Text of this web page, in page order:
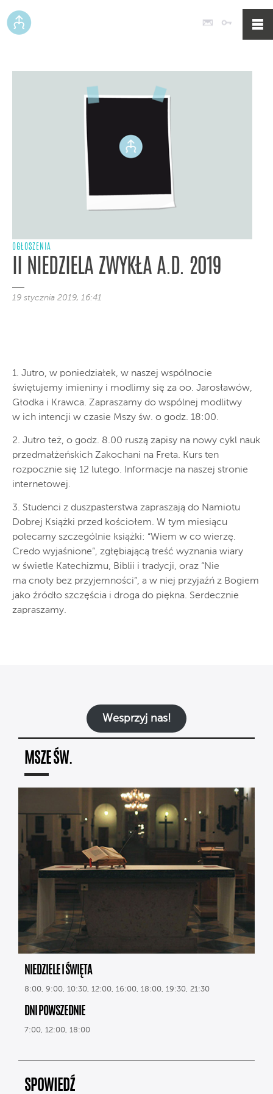
Poczta
OGŁOSZENIA
II NIEDZIELA ZWYKŁA A.D. 2019
19 stycznia 2019, 16:41
1. Jutro, w poniedziałek, w naszej wspólnocie
świętujemy imieniny i modlimy się za oo. Jarosławów,
Głodka i Krawca. Zapraszamy do wspólnej modlitwy
w ich intencji w czasie Mszy św. o godz. 18:00.
2. Jutro też, o godz. 8.00 ruszą zapisy na nowy cykl nauk
przedmałżeńskich Zakochani na Freta. Kurs ten
rozpocznie się 12 lutego. Informacje na naszej stronie
internetowej.
3. Studenci z duszpasterstwa zapraszają do Namiotu
Dobrej Książki przed kościołem. W tym miesiącu
polecamy szczególnie książki: “Wiem w co wierzę.
Credo wyjaśnione”, zgłębiającą treść wyznania wiary
w świetle Katechizmu, Biblii i tradycji, oraz “Nie
ma cnoty bez przyjemności”, a w niej przyjaźń z Bogiem
jako źródło szczęścia i droga do piękna. Serdecznie
zapraszamy.
Wesprzyj nas!
MSZE ŚW.
NIEDZIELE I ŚWIĘTA
8:00, 9:00, 10:30, 12:00, 16:00, 18:00, 19:30, 21:30
DNI POWSZEDNIE
7:00, 12:00, 18:00
SPOWIEDŹ